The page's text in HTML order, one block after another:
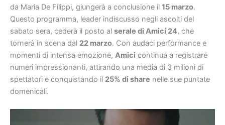
da Maria De Filippi, giungerà a conclusione il 15 marzo.
Questo programma, leader indiscusso negli ascolti del
sabato sera, cederà il posto al serale di Amici 24, che
tornerà in scena dal 22 marzo. Con audaci performance e
momenti di intensa emozione, Amici continua a registrare
numeri impressionanti, attirando una media di 3 milioni di
spettatori e conquistando il 25% di share nelle sue puntate
domenicali.